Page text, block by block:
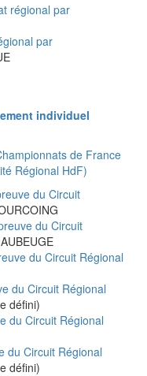
régional par
par
individuel
de France
Régional HdF)
du Circuit
du Circuit
du Circuit Régional
du Circuit Régional
défini)
du Circuit Régional
du Circuit Régional
défini)